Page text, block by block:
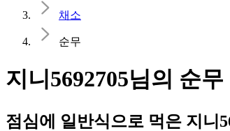
채소
순무
지니5692705님의 순
점심에 일반식으로 먹은 지니